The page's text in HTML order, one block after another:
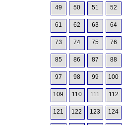
49 50 51 52
61 62 63 64
73 74 75 76
85 86 87 88
97 98 99 100
109 110 111 112
121 122 123 124